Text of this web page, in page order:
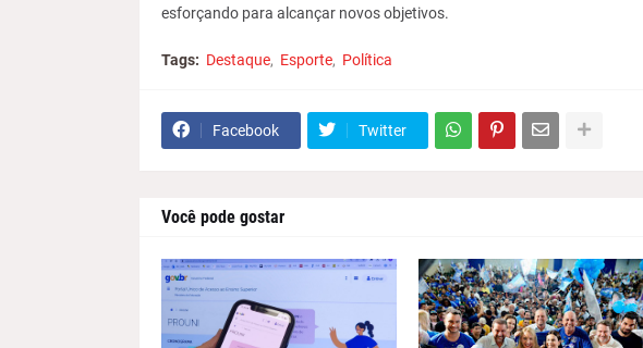
esforçando para alcançar novos objetivos.
Tags: Destaque Esporte Política
Facebook Twitter
Você pode gostar